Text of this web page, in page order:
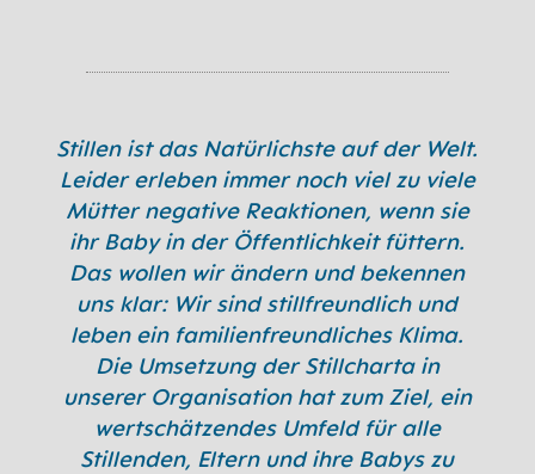
Stillen ist das Natürlichste auf der Welt.
Leider erleben immer noch viel zu viele
Mütter negative Reaktionen, wenn sie
ihr Baby in der Öffentlichkeit füttern.
Das wollen wir ändern und bekennen
uns klar: Wir sind stillfreundlich und
leben ein familienfreundliches Klima.
Die Umsetzung der Stillcharta in
unserer Organisation hat zum Ziel, ein
wertschätzendes Umfeld für alle
Stillenden, Eltern und ihre Babys zu